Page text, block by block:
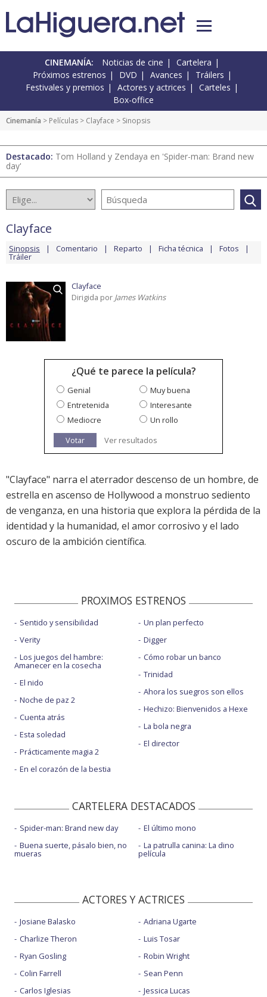
CINEMANÍA: Noticias de cine
Cartelera
Próximos estrenos
DVD Avances
Tráilers
Festivales y premios
Actores y actrices
Carteles
Box-office
Cinemanía > Películas > Clayface > Sinopsis
Destacado: Tom Holland y Zendaya en 'Spider-man: Brand new
day'
Clayface
Sinopsis Comentario Reparto Ficha técnica Fotos
Tráiler
Clayface
Dirigida por James Watkins
¿Qué te parece la película?
Genial
Muy buena
Entretenida
Interesante
Mediocre
Un rollo
Votar
Ver resultados
"Clayface" narra el aterrador descenso de un hombre, de
estrella en ascenso de Hollywood a monstruo sediento
de venganza, en una historia que explora la pérdida de la
identidad y la humanidad, el amor corrosivo y el lado
oscuro de la ambición científica.
PROXIMOS ESTRENOS
Sentido y sensibilidad
Verity
Los juegos del hambre:
Amanecer en la cosecha
El nido
Noche de paz 2
Cuenta atrás
Esta soledad
Prácticamente magia 2
En el corazón de la bestia
Un plan perfecto
Digger
Cómo robar un banco
Trinidad
Ahora los suegros son ellos
Hechizo: Bienvenidos a Hexe
La bola negra
El director
CARTELERA DESTACADOS
Spider-man: Brand new day
Buena suerte, pásalo bien, no
mueras
El último mono
La patrulla canina: La dino
película
ACTORES Y ACTRICES
Josiane Balasko
Charlize Theron
Ryan Gosling
Colin Farrell
Carlos Iglesias
Adriana Ugarte
Luis Tosar
Robin Wright
Sean Penn
Jessica Lucas